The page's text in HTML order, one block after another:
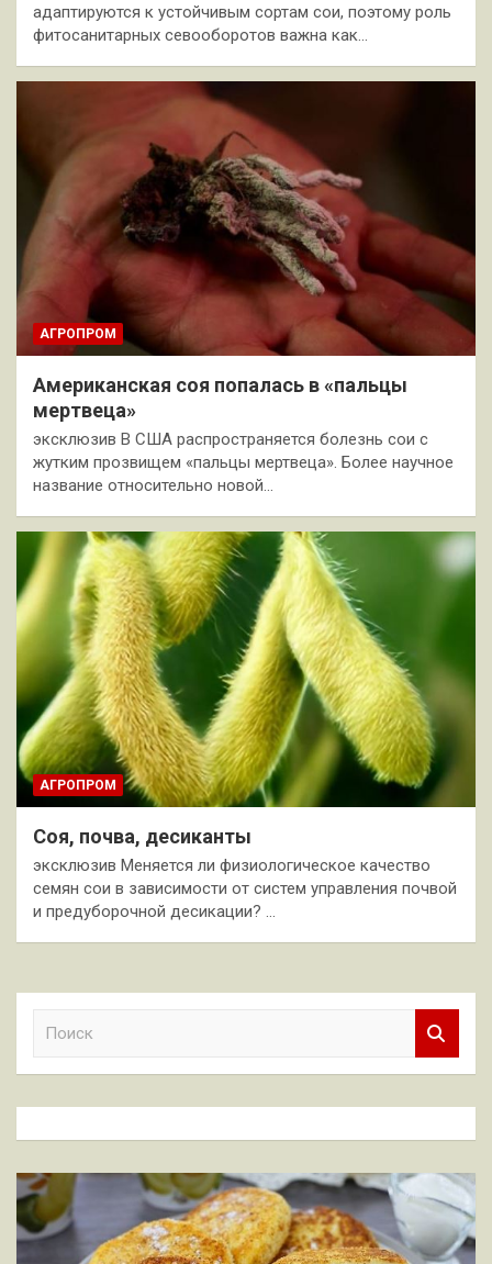
адаптируются к устойчивым сортам сои, поэтому роль
фитосанитарных севооборотов важна как…
АГРОПРОМ
Американская соя попалась в «пальцы
мертвеца»
эксклюзив В США распространяется болезнь сои с
жутким прозвищем «пальцы мертвеца». Более научное
название относительно новой…
АГРОПРОМ
Соя, почва, десиканты
эксклюзив Меняется ли физиологическое качество
семян сои в зависимости от систем управления почвой
и предуборочной десикации? …
к